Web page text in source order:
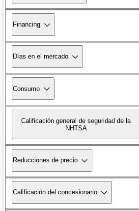
Financing
Días en el mercado
Consumo
Calificación general de seguridad de la
NHTSA
Reducciones de precio
Calificación del concesionario